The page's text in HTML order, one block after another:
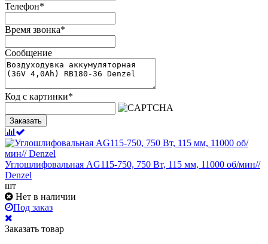
Телефон*
Время звонка*
Сообщение
Код с картинки*
Заказать
Углошлифовальная AG115-750, 750 Вт, 115 мм, 11000 об/мин//
Denzel
шт
Нет в наличии
Под заказ
Заказать товар